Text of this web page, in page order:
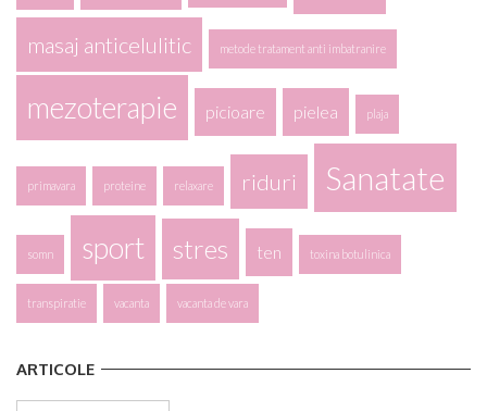
masaj anticelulitic metode tratament anti imbatranire
mezoterapie picioare pielea plaja
primavara proteine relaxare riduri Sanatate
somn sport stres ten toxina botulinica
transpiratie vacanta vacanta de vara
ARTICOLE